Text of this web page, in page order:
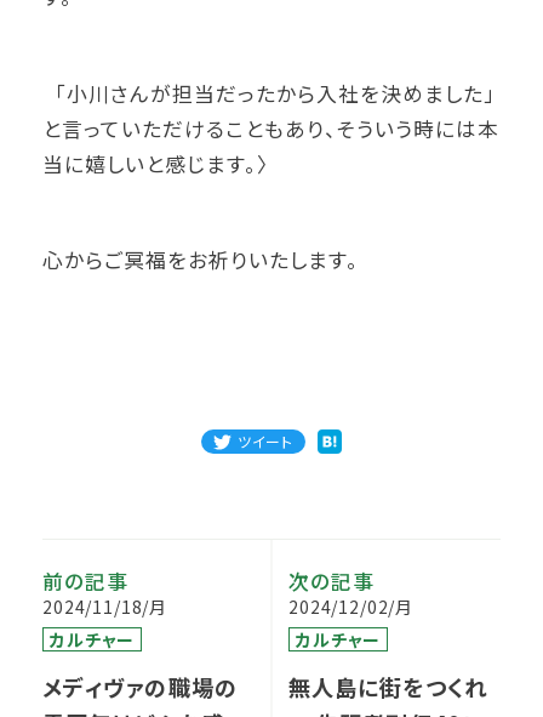
「小川さんが担当だったから入社を決めました」
と言っていただけることもあり、そういう時には本
当に嬉しいと感じます。〉
心からご冥福をお祈りいたします。
ツイート
前の記事
2024/11/18/月
カルチャー
メディヴァの職場の
次の記事
2024/12/02/月
カルチャー
無人島に街をつくれ